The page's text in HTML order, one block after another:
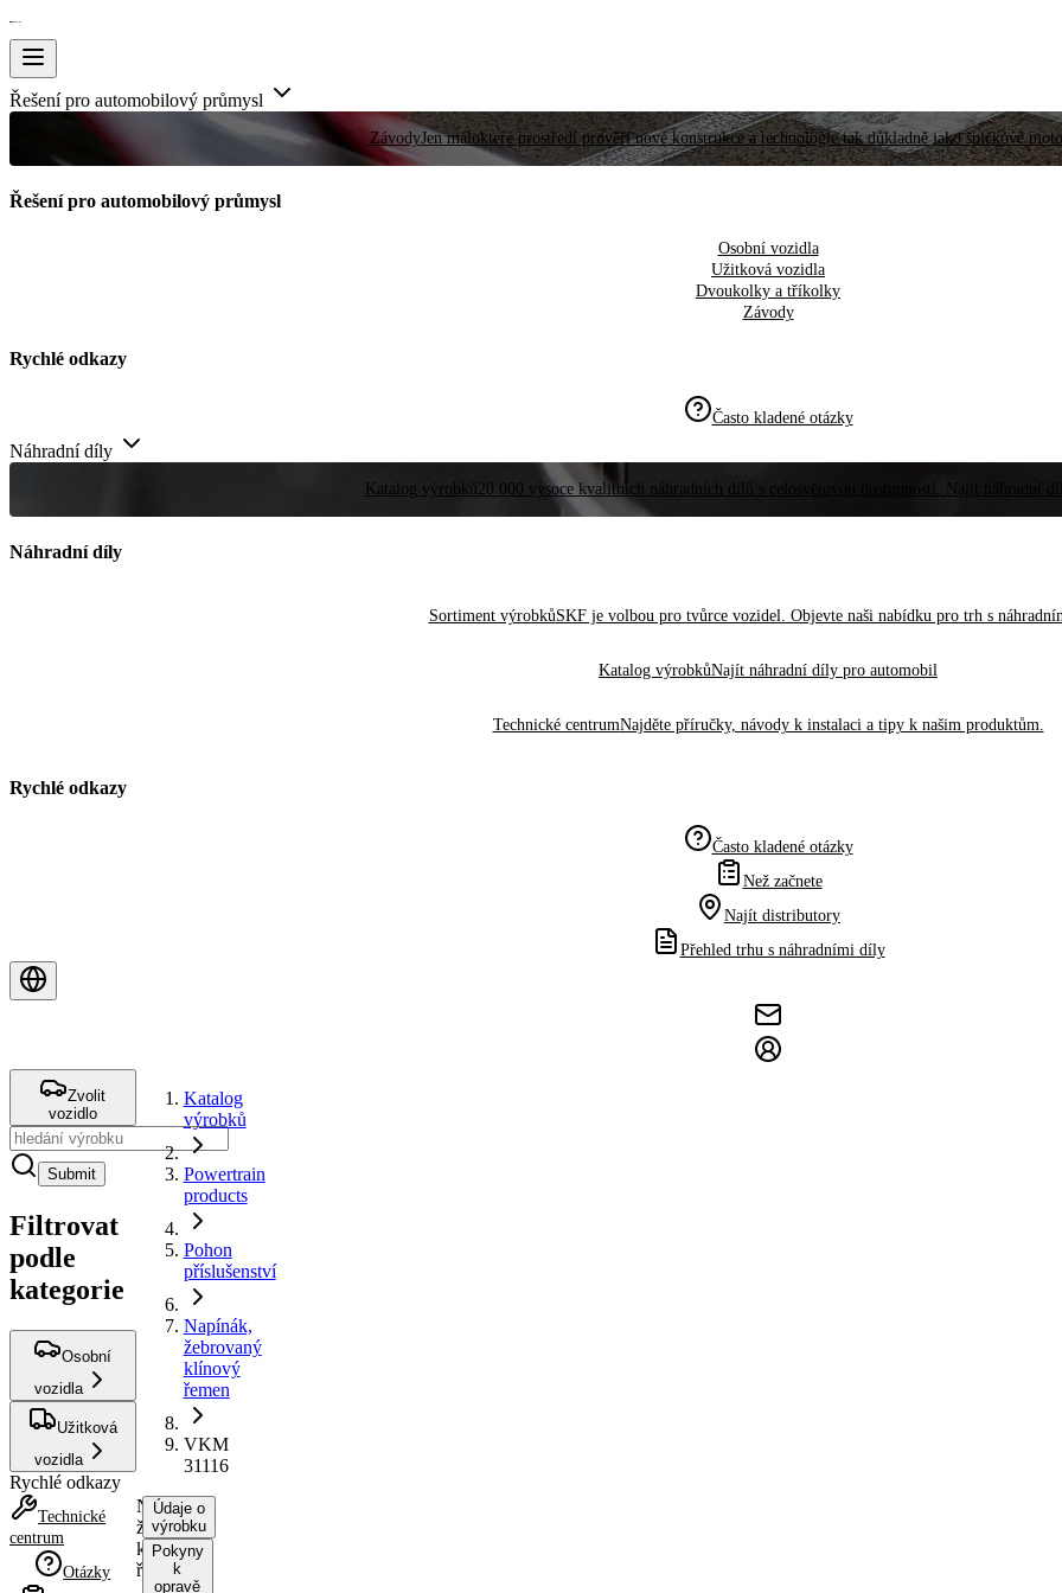
Řešení pro automobilový průmysl
ZávodyJen málokteré prostředí prověří nové konstrukce a technologie tak důkladně jako špičkové
Řešení pro automobilový průmysl
Osobní vozidla
Užitková vozidla
Dvoukolky a tříkolky
Závody
Rychlé odkazy
Často kladené otázky
Náhradní díly
Katalog výrobků20 000 vysoce kvalitních náhradních dílů s celosvětovou dostupností. Najít náhradní
Náhradní díly
Sortiment výrobkůSKF je volbou pro tvůrce vozidel. Objevte naši nabídku pro trh s
Katalog výrobkůNajít náhradní díly pro automobil
Technické centrumNajděte příručky, návody k instalaci a tipy k našim produktům.
Rychlé odkazy
Často kladené otázky
Než začnete
Najít distributory
Přehled trhu s náhradními díly
Zvolit
vozidlo
Submit
Filtrovat
podle
kategorie
Osobní
vozidla
Užitková
vozidla
Rychlé odkazy
Technické
centrum
Otázky
Katalog
výrobků
Powertrain
products
Pohon
příslušenství
Napínák,
žebrovaný
klínový
řemen
VKM
31116
Napínák,
žebrovaný
klínový
řemen
Údaje o
výrobku
Pokyny
k
opravě